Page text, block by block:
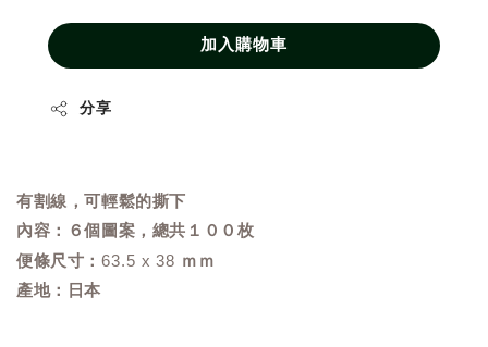
加入購物車
分享
有割線，可輕鬆的撕下
內容：６個圖案，總共１００枚
便條尺寸： 63.5 x 38 ｍｍ
產地：日本